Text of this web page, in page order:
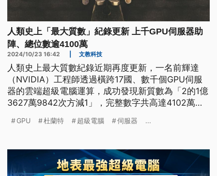
人類史上「最大質數」紀錄更新 上千GPU伺服器助
陣、總位數逾4100萬
2024/10/23 16:42 文教科技
人類史上最大質數紀錄近期再度更新，一名前輝達
（NVIDIA）工程師透過橫跨17國、數千個GPU伺服
器的雲端超級電腦運算，成功發現新質數為「2的1億
3627萬9842次方減1」，完整數字共高達4102萬
GPU協助運算，並順利找出破紀錄的新質數。
GPU 杜蘭特 超級電腦 伺服器 ...